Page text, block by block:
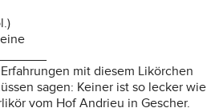
mit diesem Likörchen
sagen: Keiner ist so lecker wie
vom Hof Andrieu in Gescher.